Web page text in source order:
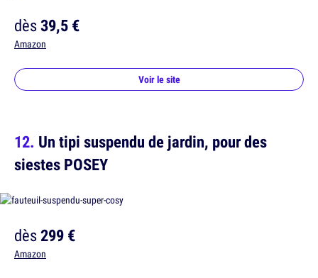
dès39,5 €
Amazon
Voir le site
Un tipi suspendu de jardin, pour des
siestes POSEY
dès299 €
Amazon